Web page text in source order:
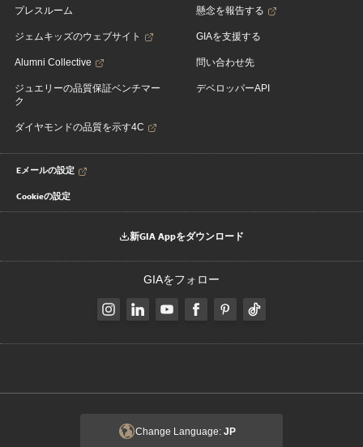
プレスルーム
ジェムキッズのウェブサイト
Alumni Collective
ジュエリーの品質保証ベンチマー
ク
ダイヤモンドの品質を示す4C
懸念を報告する
GIAを支援する
問い合わせ先
デベロッパーAPI
Eメールの設定
Cookieの設定
新GIA Appをダウンロード
GIAをフォロー
Change Language: JP